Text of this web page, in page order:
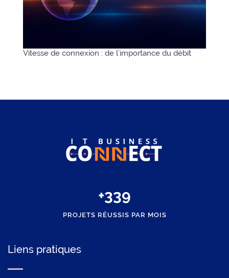
Vitesse de connexion : de l’importance du débit
+350
PROJETS RÉUSSIS PAR MOIS
Liens pratiques